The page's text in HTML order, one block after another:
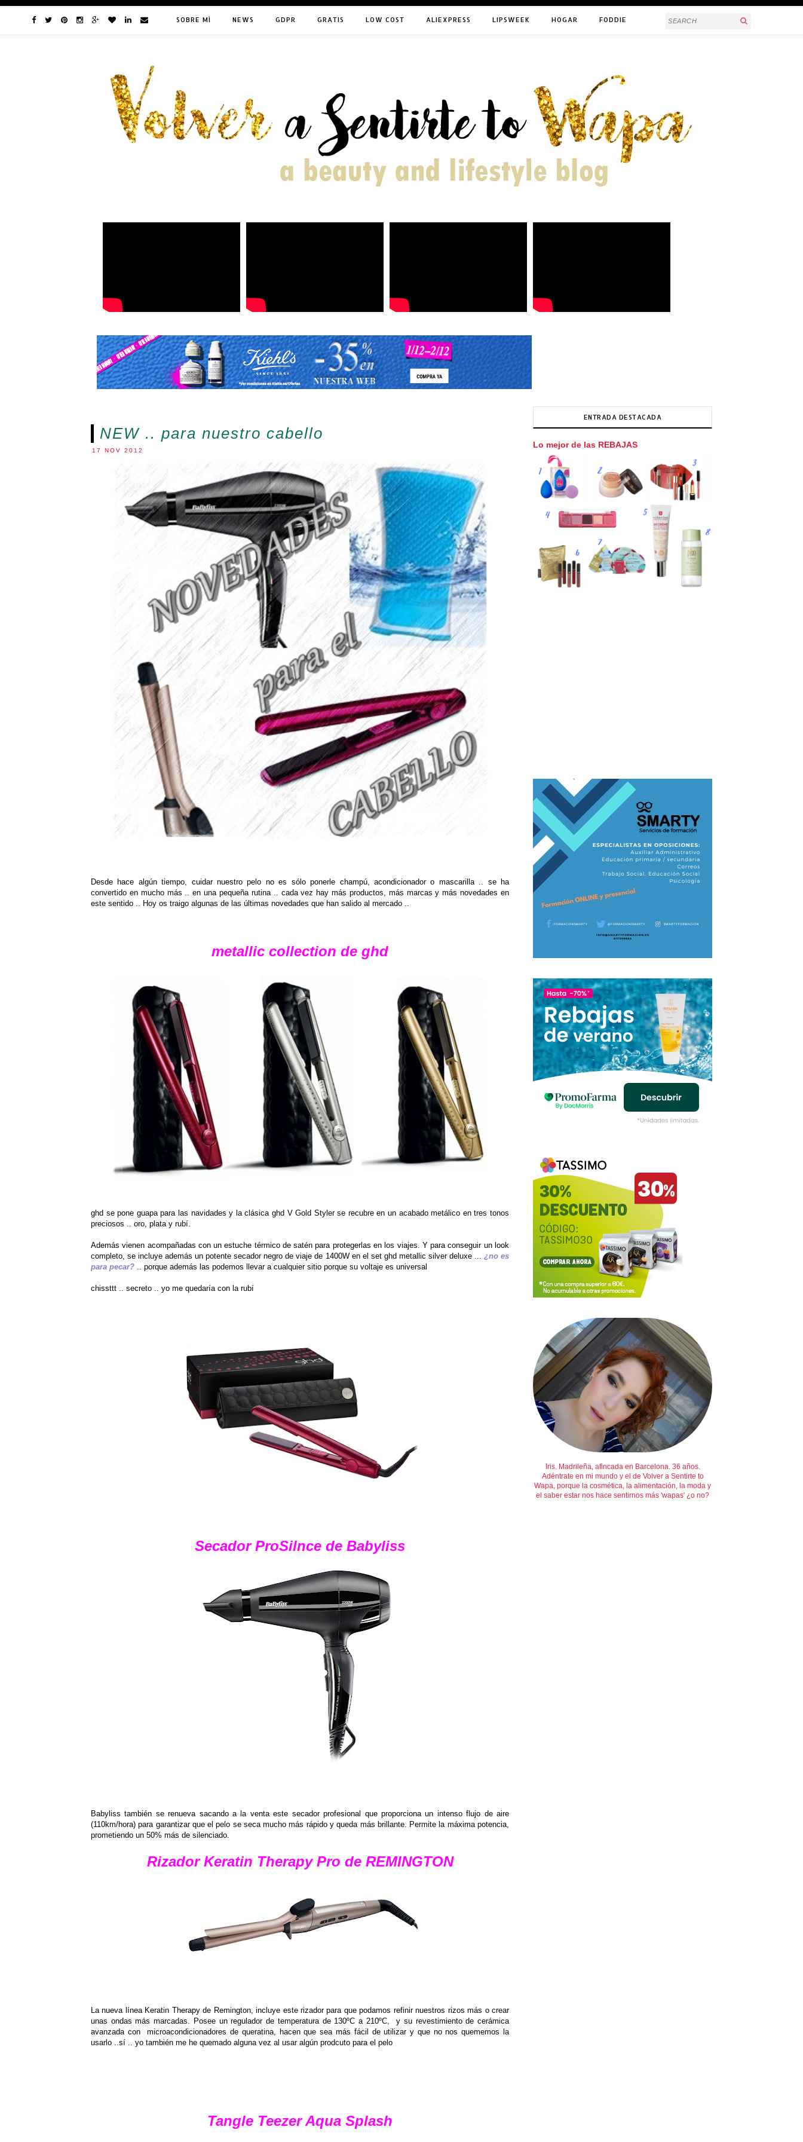
SOBRE MÍ NEWS GDPR GRATIS LOW COST ALIEXPRESS LIPSWEEK HOGAR FODDIE
NEW .. para nuestro cabello
17 NOV 2012
Desde hace algún tiempo, cuidar nuestro pelo no es sólo ponerle champú, acondicionador o mascarilla .. se ha
convertido en mucho más .. en una pequeña rutina .. cada vez hay más productos, más marcas y más novedades en
este sentido .. Hoy os traigo algunas de las últimas novedades que han salido al mercado ..
metallic collection de ghd
ghd se pone guapa para las navidades y la clásica ghd V Gold Styler se recubre en un acabado metálico en tres tonos
preciosos .. oro, plata y rubí.
Además vienen acompañadas con un estuche térmico de satén para protegerlas en los viajes. Y para conseguir un look
completo, se incluye además un potente secador negro de viaje de 1400W en el set ghd metallic silver deluxe ... ¿no es
para pecar? .. porque además las podemos llevar a cualquier sitio porque su voltaje es universal
chissttt .. secreto .. yo me quedaría con la rubí
Secador ProSilnce de Babyliss
Babyliss también se renueva sacando a la venta este secador profesional que proporciona un intenso flujo de aire
(110km/hora) para garantizar que el pelo se seca mucho más rápido y queda más brillante. Permite la máxima potencia,
prometiendo un 50% más de silenciado.
Rizador Keratin Therapy Pro de REMINGTON
La nueva línea Keratin Therapy de Remington, incluye este rizador para que podamos refinir nuestros rizos más o crear
unas ondas más marcadas. Posee un regulador de temperatura de 130ºC a 210ºC, y su revestimiento de cerámica
avanzada con microacondicionadores de queratina, hacen que sea más fácil de utilizar y que no nos quememos la
usarlo ..sí .. yo también me he quemado alguna vez al usar algún prodcuto para el pelo
Tangle Teezer Aqua Splash
ENTRADA DESTACADA
Lo mejor de las REBAJAS
Iris. Madrileña, afincada en Barcelona. 36 años.
Adéntrate en mi mundo y el de Volver a Sentirte to
Wapa, porque la cosmética, la alimentación, la moda y
el saber estar nos hace sentirnos más 'wapas' ¿o no?